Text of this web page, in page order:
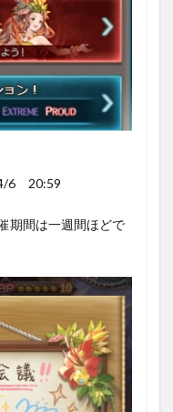
6 20:59
期間は一週間ほどで